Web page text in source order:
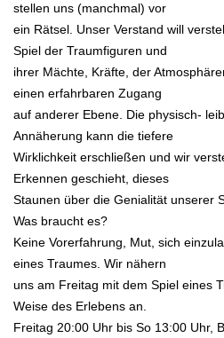
stellen uns (manchmal) vor
ein Rätsel. Unser Verstand will
Spiel der Traumfiguren und
ihrer Mächte, Kräfte, der
einen erfahrbaren Zugang
auf anderer Ebene. Die physisch-
Annäherung kann die tiefere
Wirklichkeit erschließen und wir
Erkennen geschieht, dieses
Staunen über die Genialität unserer
Was braucht es?
Keine Vorerfahrung, Mut, sich
eines Traumes. Wir nähern
uns am Freitag mit dem Spiel eines
Weise des Erlebens an.
Freitag 20:00 Uhr bis So 13:00 Uhr,